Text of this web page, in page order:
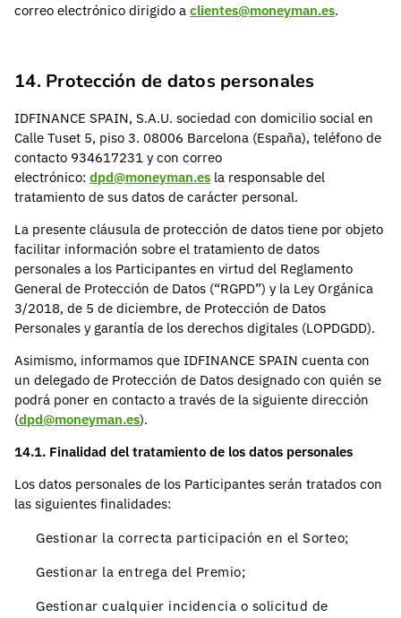
correo electrónico dirigido a clientes@moneyman.es.
14. Protección de datos personales
IDFINANCE SPAIN, S.A.U. sociedad con domicilio social en
Calle Tuset 5, piso 3. 08006 Barcelona (España), teléfono de
contacto 934617231 y con correo
electrónico: dpd@moneyman.es la responsable del
tratamiento de sus datos de carácter personal.
La presente cláusula de protección de datos tiene por objeto
facilitar información sobre el tratamiento de datos
personales a los Participantes en virtud del Reglamento
General de Protección de Datos (“RGPD”) y la Ley Orgánica
3/2018, de 5 de diciembre, de Protección de Datos
Personales y garantía de los derechos digitales (LOPDGDD).
Asimismo, informamos que IDFINANCE SPAIN cuenta con
un delegado de Protección de Datos designado con quién se
podrá poner en contacto a través de la siguiente dirección
(dpd@moneyman.es).
14.1. Finalidad del tratamiento de los datos personales
Los datos personales de los Participantes serán tratados con
las siguientes finalidades:
Gestionar la correcta participación en el Sorteo;
Gestionar la entrega del Premio;
Gestionar cualquier incidencia o solicitud de